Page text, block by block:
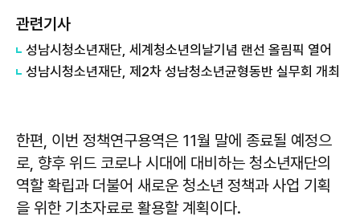
관련기사
성남시청소년재단, 세계청소년의날기념 랜선 올림픽 열어
성남시청소년재단, 제2차 성남청소년균형동반 실무회 개최
한편, 이번 정책연구용역은 11월 말에 종료될 예정으
로, 향후 위드 코로나 시대에 대비하는 청소년재단의
역할 확립과 더불어 새로운 청소년 정책과 사업 기획
을 위한 기초자료로 활용할 계획이다.